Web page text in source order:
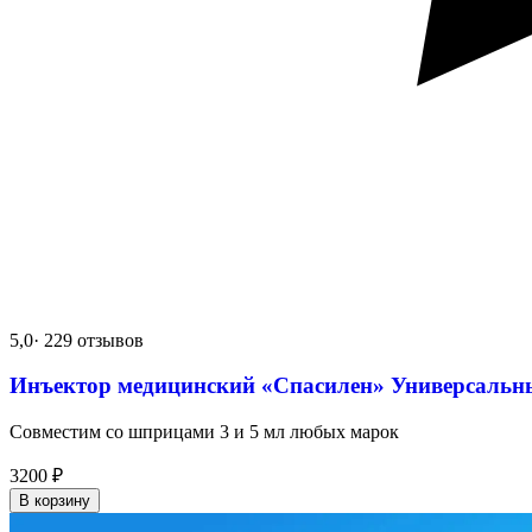
5,0· 229 отзывов
Инъектор медицинский «Спасилен»
Совместим со шприцами 3 и 5 мл любых марок
3200 ₽
В корзину